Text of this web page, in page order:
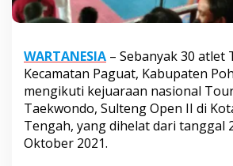
WARTANESIA – Sebanyak 30 atlet
Kecamatan Paguat, Kabupaten
mengikuti kejuaraan nasional
Taekwondo, Sulteng Open II di
Tengah, yang dihelat dari tanggal
Oktober 2021.